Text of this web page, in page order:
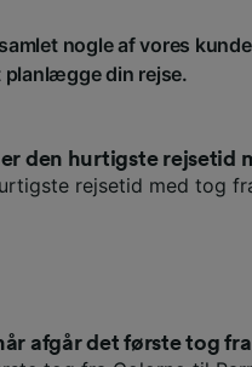
nogle af vores
din rejse.
er den hurtigste rejsetid
rejsetid med tog
afgår det første tog